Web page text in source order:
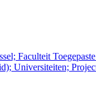
Faculteit
Universiteiten;